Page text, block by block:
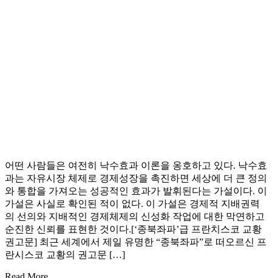
어떤 사람들은 여전히 낙수효과 이론을 옹호하고 있다. 낙수효
과는 자유시장 체제로 경제성장을 촉진하면 세상에 더 큰 정의
와 통합을 가져오는 성공적인 효과가 발휘된다는 가설이다. 이
가설은 사실로 확인된 적이 없다. 이 가설은 경제적 지배권력
의 선의와 지배적인 경제체제의 신성화 작업에 대한 막연하고
순진한 신뢰를 표현한 것이다.[‘종북좌파’급 프란치스코 교황
권고문] 최근 세계에서 제일 유명한 “종북좌파”로 떠오르신 프
란시스코 교황의 권고문 […]